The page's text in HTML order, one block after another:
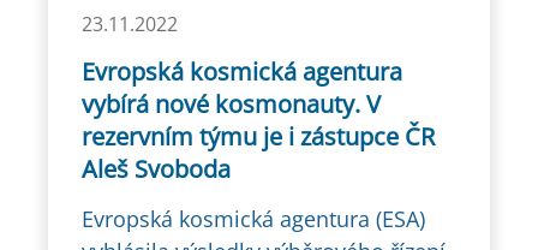
23.11.2022
Evropská kosmická agentura
vybírá nové kosmonauty. V
rezervním týmu je i zástupce ČR
Aleš Svoboda
Evropská kosmická agentura (ESA)